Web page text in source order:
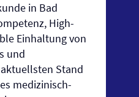
in Bad
High-
Einhaltung von
und
Stand
medizinisch-